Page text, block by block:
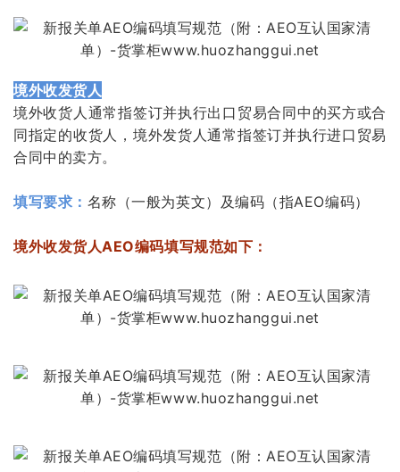
境外收发货人
境外收货人通常指签订并执行出口贸易合同中的买方或合
同指定的收货人，境外发货人通常指签订并执行进口贸易
合同中的卖方。
填写要求： 名称（一般为英文）及编码（指AEO编码）
境外收发货人AEO编码填写规范如下：